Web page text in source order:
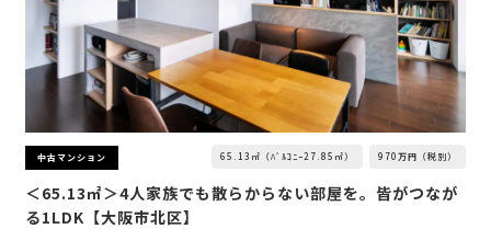
中古マンション 65.13㎡（ﾊﾞﾙｺﾆｰ27.85㎡） 970万円（税別）
＜65.13㎡＞4人家族でも散らからない部屋を。皆がつなが
る1LDK【大阪市北区】